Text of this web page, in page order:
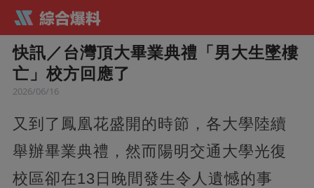
快訊／台灣頂大畢業典禮「男大生墜樓
亡」校方回應了
2026/06/16
又到了鳳凰花盛開的時節，各大學陸續
舉辦畢業典禮，然而陽明交通大學光復
校區卻在13日晚間發生令人遺憾的事